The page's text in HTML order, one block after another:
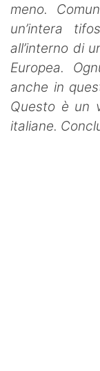
meno.
un’intera
all’interno di
Europea.
anche in
Questo è un
italiane.